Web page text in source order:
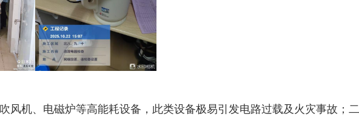
风机、电磁炉等高能耗设备，此类设备极易引发电路过载及火灾事故；二